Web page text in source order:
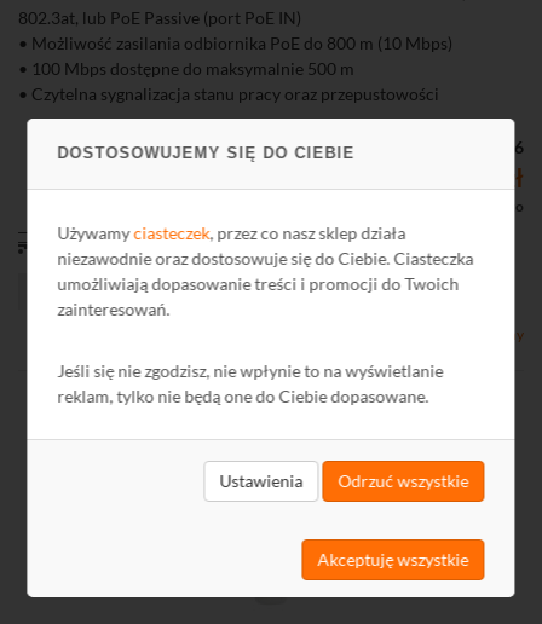
DOSTOSOWUJEMY SIĘ DO CIEBIE
Używamyciasteczek, przez co nasz sklep działa
niezawodnie oraz dostosowuje się do Ciebie. Ciasteczka
umożliwiają dopasowanie treści i promocji do Twoich
zainteresowań.
Jeśli się nie zgodzisz, nie wpłynie to na wyświetlanie
reklam, tylko nie będą one do Ciebie dopasowane.
Ustawienia Odrzuć wszystkie
Akceptuję wszystkie
802.3at, lub PoE Passive (port PoE IN)
• Możliwość zasilania odbiornika PoE do 800 m (10 Mbps)
• 100 Mbps dostępne do maksymalnie 500 m
• Czytelna sygnalizacja stanu pracy oraz przepustowości
• Łatwe i szybkie uruchomienie bez konieczności konfiguracji
parametrów
niewielkich przestrzeniach np. w podstawie kamery
Kod: N29826
351,78 zł
286,00 zł netto
od 11,00 zł
Dostępny